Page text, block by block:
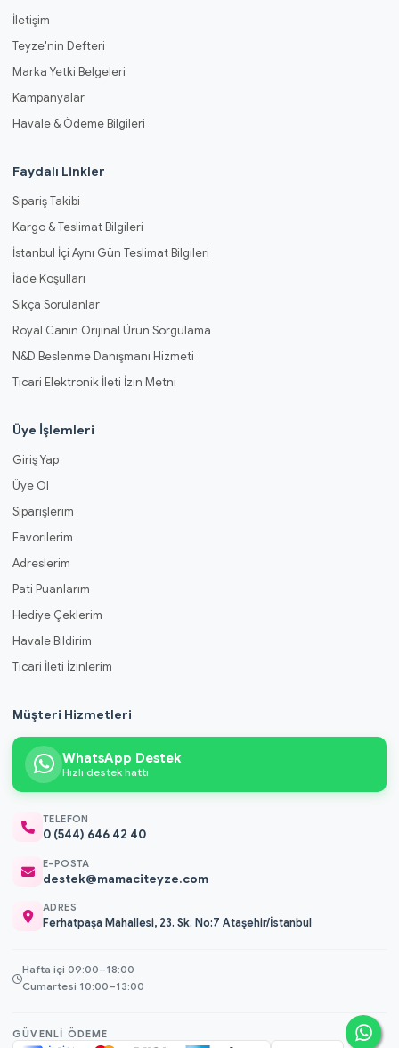
İletişim
Teyze'nin Defteri
Marka Yetki Belgeleri
Kampanyalar
Havale & Ödeme Bilgileri
Faydalı Linkler
Sipariş Takibi
Kargo & Teslimat Bilgileri
İstanbul İçi Aynı Gün Teslimat Bilgileri
İade Koşulları
Sıkça Sorulanlar
Royal Canin Orijinal Ürün Sorgulama
N&D Beslenme Danışmanı Hizmeti
Ticari Elektronik İleti İzin Metni
Üye İşlemleri
Giriş Yap
Üye Ol
Siparişlerim
Favorilerim
Adreslerim
Pati Puanlarım
Hediye Çeklerim
Havale Bildirim
Ticari İleti İzinlerim
Müşteri Hizmetleri
WhatsApp Destek
Hızlı destek hattı
TELEFON
0 (544) 646 42 40
E-POSTA
destek@mamaciteyze.com
ADRES
Ferhatpaşa Mahallesi, 23. Sk. No:7 Ataşehir/İstanbul
Hafta içi 09:00–18:00
Cumartesi 10:00–13:00
GÜVENLI ÖDEME